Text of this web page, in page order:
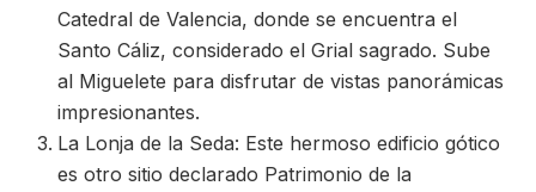
Catedral de Valencia, donde se encuentra el
Santo Cáliz, considerado el Grial sagrado. Sube
al Miguelete para disfrutar de vistas panorámicas
impresionantes.
La Lonja de la Seda: Este hermoso edificio gótico
es otro sitio declarado Patrimonio de la